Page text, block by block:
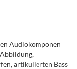
Audiokomponen
artikulierten Bass